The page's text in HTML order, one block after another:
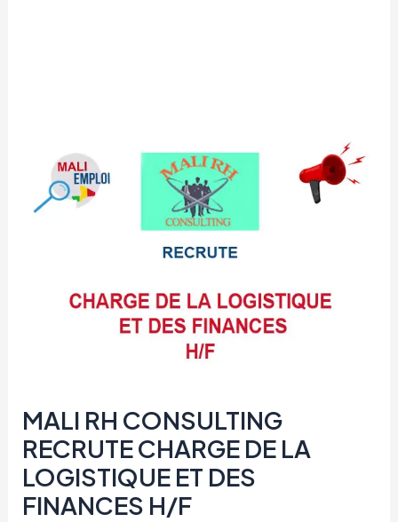
MALI RH CONSULTING
RECRUTE CHARGE DE LA
LOGISTIQUE ET DES
FINANCES H/F